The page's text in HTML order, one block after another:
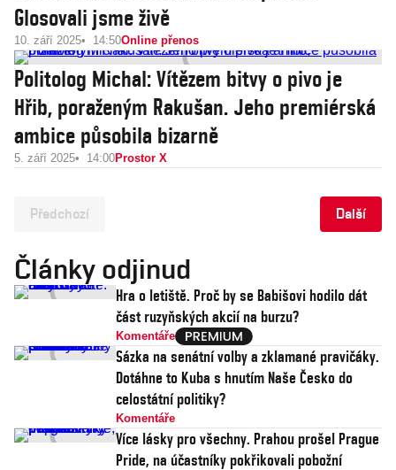
Glosovali jsme živě
10. září 2025 14:50Online přenos
Politolog Michal: Vítězem bitvy o pivo je
Hřib, poraženým Rakušan. Jeho premiérská
ambice působila bizarně
5. září 2025 14:00Prostor X
Předchozí Další
Články odjinud
Hra o letiště. Proč by se Babišovi hodilo dát
část ruzyňských akcií na burzu?
Komentáře
Sázka na senátní volby a zklamané pravičáky.
Dotáhne to Kuba s hnutím Naše Česko do
celostátní politiky?
Komentáře
Více lásky pro všechny. Prahou prošel Prague
Pride, na účastníky pokřikovali pobožní